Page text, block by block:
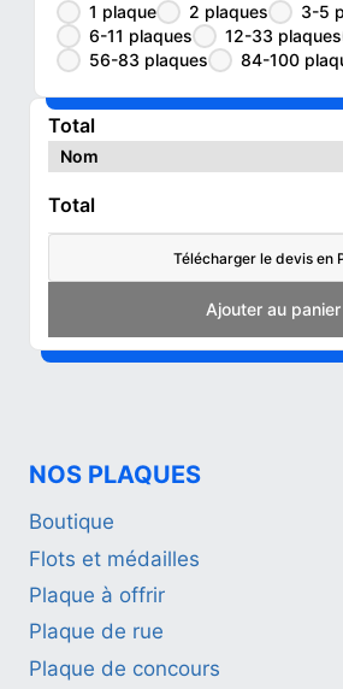
1 plaque 2 plaques
3-5
6-11 plaques
12-33 plaques
56-83 plaques
84-100
Total
Nom
Total
Télécharger le devis en
Add to cart
NOS PLAQUES
Boutique
Flots et médailles
Plaque à offrir
Plaque de rue
Plaque de concours